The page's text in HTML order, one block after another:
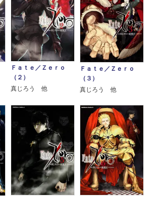
Ｆａｔｅ／Ｚｅｒｏ
（２）
真じろう 他
Ｆａｔｅ／Ｚｅｒｏ
（３）
真じろう 他